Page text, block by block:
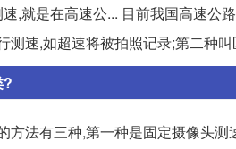
,就是在高速公... 目前我国高速公
测速,如超速将被拍照记录;第二种叫
?
方法有三种,第一种是固定摄像头